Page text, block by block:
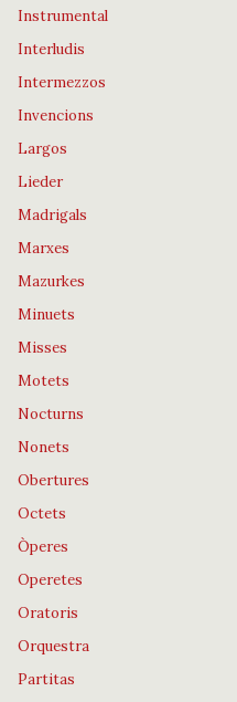
Instrumental
Interludis
Intermezzos
Invencions
Largos
Lieder
Madrigals
Marxes
Mazurkes
Minuets
Misses
Motets
Nocturns
Nonets
Obertures
Octets
Òperes
Operetes
Oratoris
Orquestra
Partitas